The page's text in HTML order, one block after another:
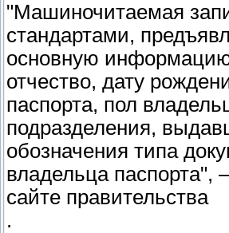
"Машиночитаемая
стандартами,
основную
отчество, дату
паспорта, пол
подразделения,
обозначения типа
владельца паспорта",
сайте правительства
.